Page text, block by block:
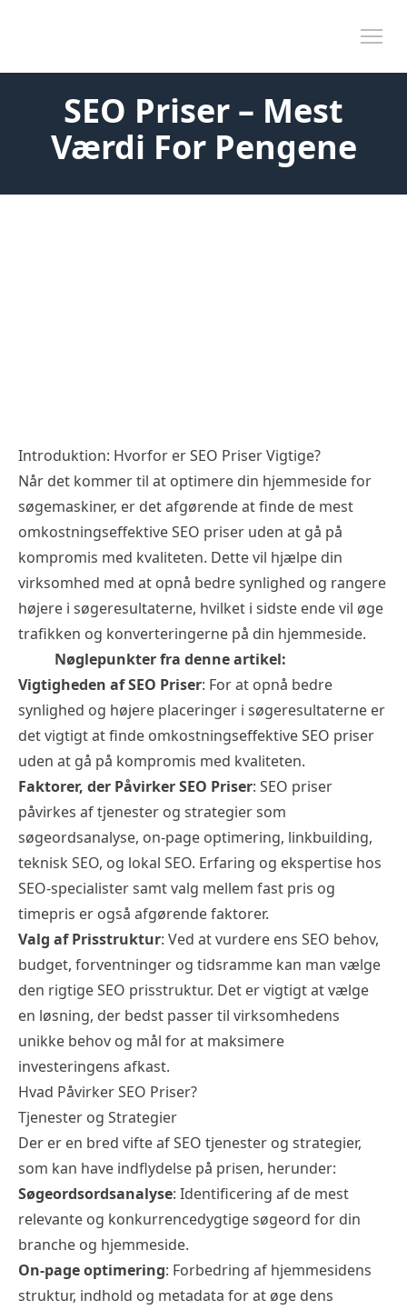
SEO Priser – Mest
Værdi For Pengene
Introduktion: Hvorfor er SEO Priser Vigtige?
Når det kommer til at optimere din hjemmeside for
søgemaskiner, er det afgørende at finde de mest
omkostningseffektiveSEO priser uden at gå på
kompromis med kvaliteten. Dette vil hjælpe din
virksomhed med at opnå bedre synlighed og rangere
højere i søgeresultaterne, hvilket i sidste ende vil øge
trafikken og konverteringerne på din hjemmeside.
Nøglepunkter fra denne artikel:
Vigtigheden afSEO Priser: For at opnå bedre
synlighed og højere placeringer i søgeresultaterne er
det vigtigt at finde omkostningseffektive SEO priser
uden at gå på kompromis med kvaliteten.
Faktorer, der Påvirker SEO Priser: SEO priser
påvirkes af tjenester og strategier som
søgeordsanalyse, on-page optimering, linkbuilding,
teknisk SEO, og lokal SEO. Erfaring og ekspertise hos
SEO-specialister samt valg mellem fast pris og
timepris er også afgørende faktorer.
Valg af Prisstruktur: Ved at vurdere ens SEO behov,
budget, forventninger og tidsramme kan man vælge
den rigtige SEO prisstruktur. Det er vigtigt at vælge
en løsning, der bedst passer til virksomhedens
unikke behov og mål for at maksimere
investeringens afkast.
Hvad Påvirker SEO Priser?
Tjenester og Strategier
Der er en bred vifte af SEO tjenester og strategier,
som kan have indflydelse på prisen, herunder:
Søgeordsordsanalyse: Identificering af de mest
relevante og konkurrencedygtige søgeord for din
branche og hjemmeside.
On-page optimering: Forbedring af hjemmesidens
struktur, indhold og metadata for at øge dens